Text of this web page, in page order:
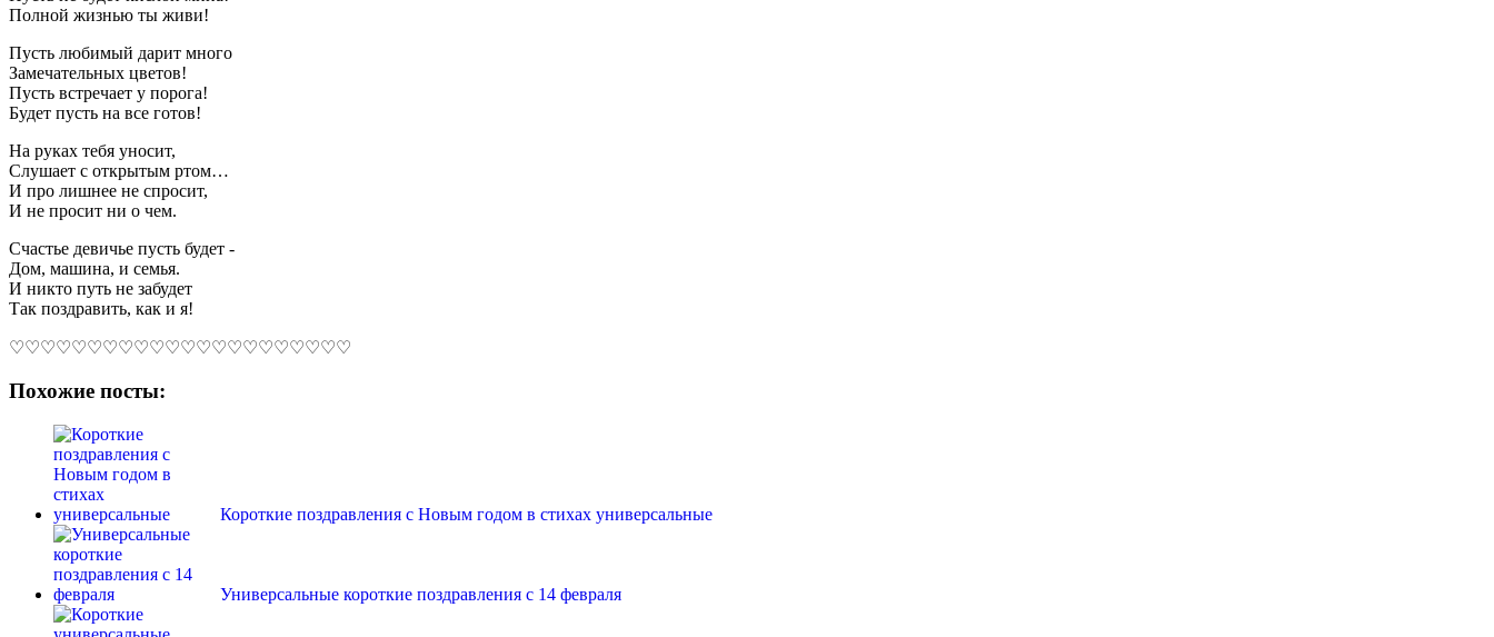
Полной жизнью ты живи!
Пусть любимый дарит много
Замечательных цветов!
Пусть встречает у порога!
Будет пусть на все готов!
На руках тебя уносит,
Слушает с открытым ртом…
И про лишнее не спросит,
И не просит ни о чем.
Счастье девичье пусть будет -
Дом, машина, и семья.
И никто путь не забудет
Так поздравить, как и я!
♡♡♡♡♡♡♡♡♡♡♡♡♡♡♡♡♡♡♡♡♡♡
Похожие посты:
Короткие поздравления с Новым годом в стихах универсальные
Универсальные короткие поздравления с 14 февраля